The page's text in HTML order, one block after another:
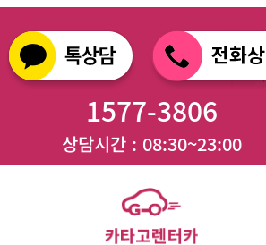
1577-3806
상담시간 : 08:30~23:00